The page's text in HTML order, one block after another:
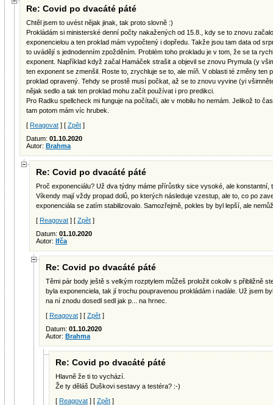
Re: Covid po dvacáté páté
Chtěl jsem to uvést nějak jinak, tak proto slovně :)
Prokládám si ministerské denní počty nakažených od 15.8., kdy se to znovu
exponencielou a ten proklad mám vypočtený i dopředu. Takže jsou tam data od
to uvádějí s jednodenním zpožděním. Problém toho prokladu je v tom, že se ta
exponent. Například když začal Hamáček strašit a objevil se znovu Prymula (y
ten exponent se zmenšil. Roste to, zrychluje se to, ale míň. V oblasti té změny ten
proklad opravený. Tehdy se prostě musí počkat, až se to znovu vyvine (yi
nějak sedlo a tak ten proklad mohu začít používat i pro predikci.
Pro Radku spellcheck mi funguje na počítači, ale v mobilu ho nemám. Jelikož to
tam potom mám víc hrubek.
[ Reagovat ] [ Zpět ]
Datum: 01.10.2020
Autor: Brahma
Re: Covid po dvacáté páté
Proč exponenciálu? Už dva týdny máme přírůstky sice vysoké, ale konstantní,
Víkendy mají vždy propad dolů, po kterých následuje vzestup, ale to, co po
exponenciála se zatím stabilizovalo. Samozřejmě, pokles by byl lepší, ale
[ Reagovat ] [ Zpět ]
Datum: 01.10.2020
Autor: Ifča
Re: Covid po dvacáté páté
Těmi pár body ještě s velkým rozptylem můžeš proložit cokoliv s přibližně
byla exponenciela, tak jí trochu poupravenou prokládám i nadále. Už jsem
na ní znodu dosedl sedl jak p... na hrnec.
[ Reagovat ] [ Zpět ]
Datum: 01.10.2020
Autor: Brahma
Re: Covid po dvacáté páté
Hlavně že ti to vychází.
Že ty děláš Duškovi sestavy a testéra? :-)
[ Reagovat ] [ Zpět ]